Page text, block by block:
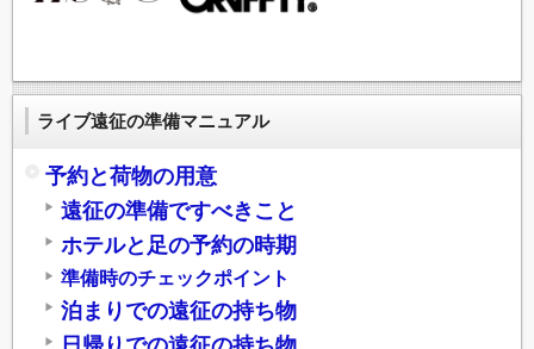
ライブ遠征の準備マニュアル
予約と荷物の用意
遠征の準備ですべきこと
ホテルと足の予約の時期
準備時のチェックポイント
泊まりでの遠征の持ち物